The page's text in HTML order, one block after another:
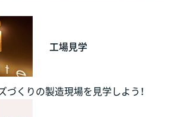
工場見学
づくりの製造現場を見学しよう！